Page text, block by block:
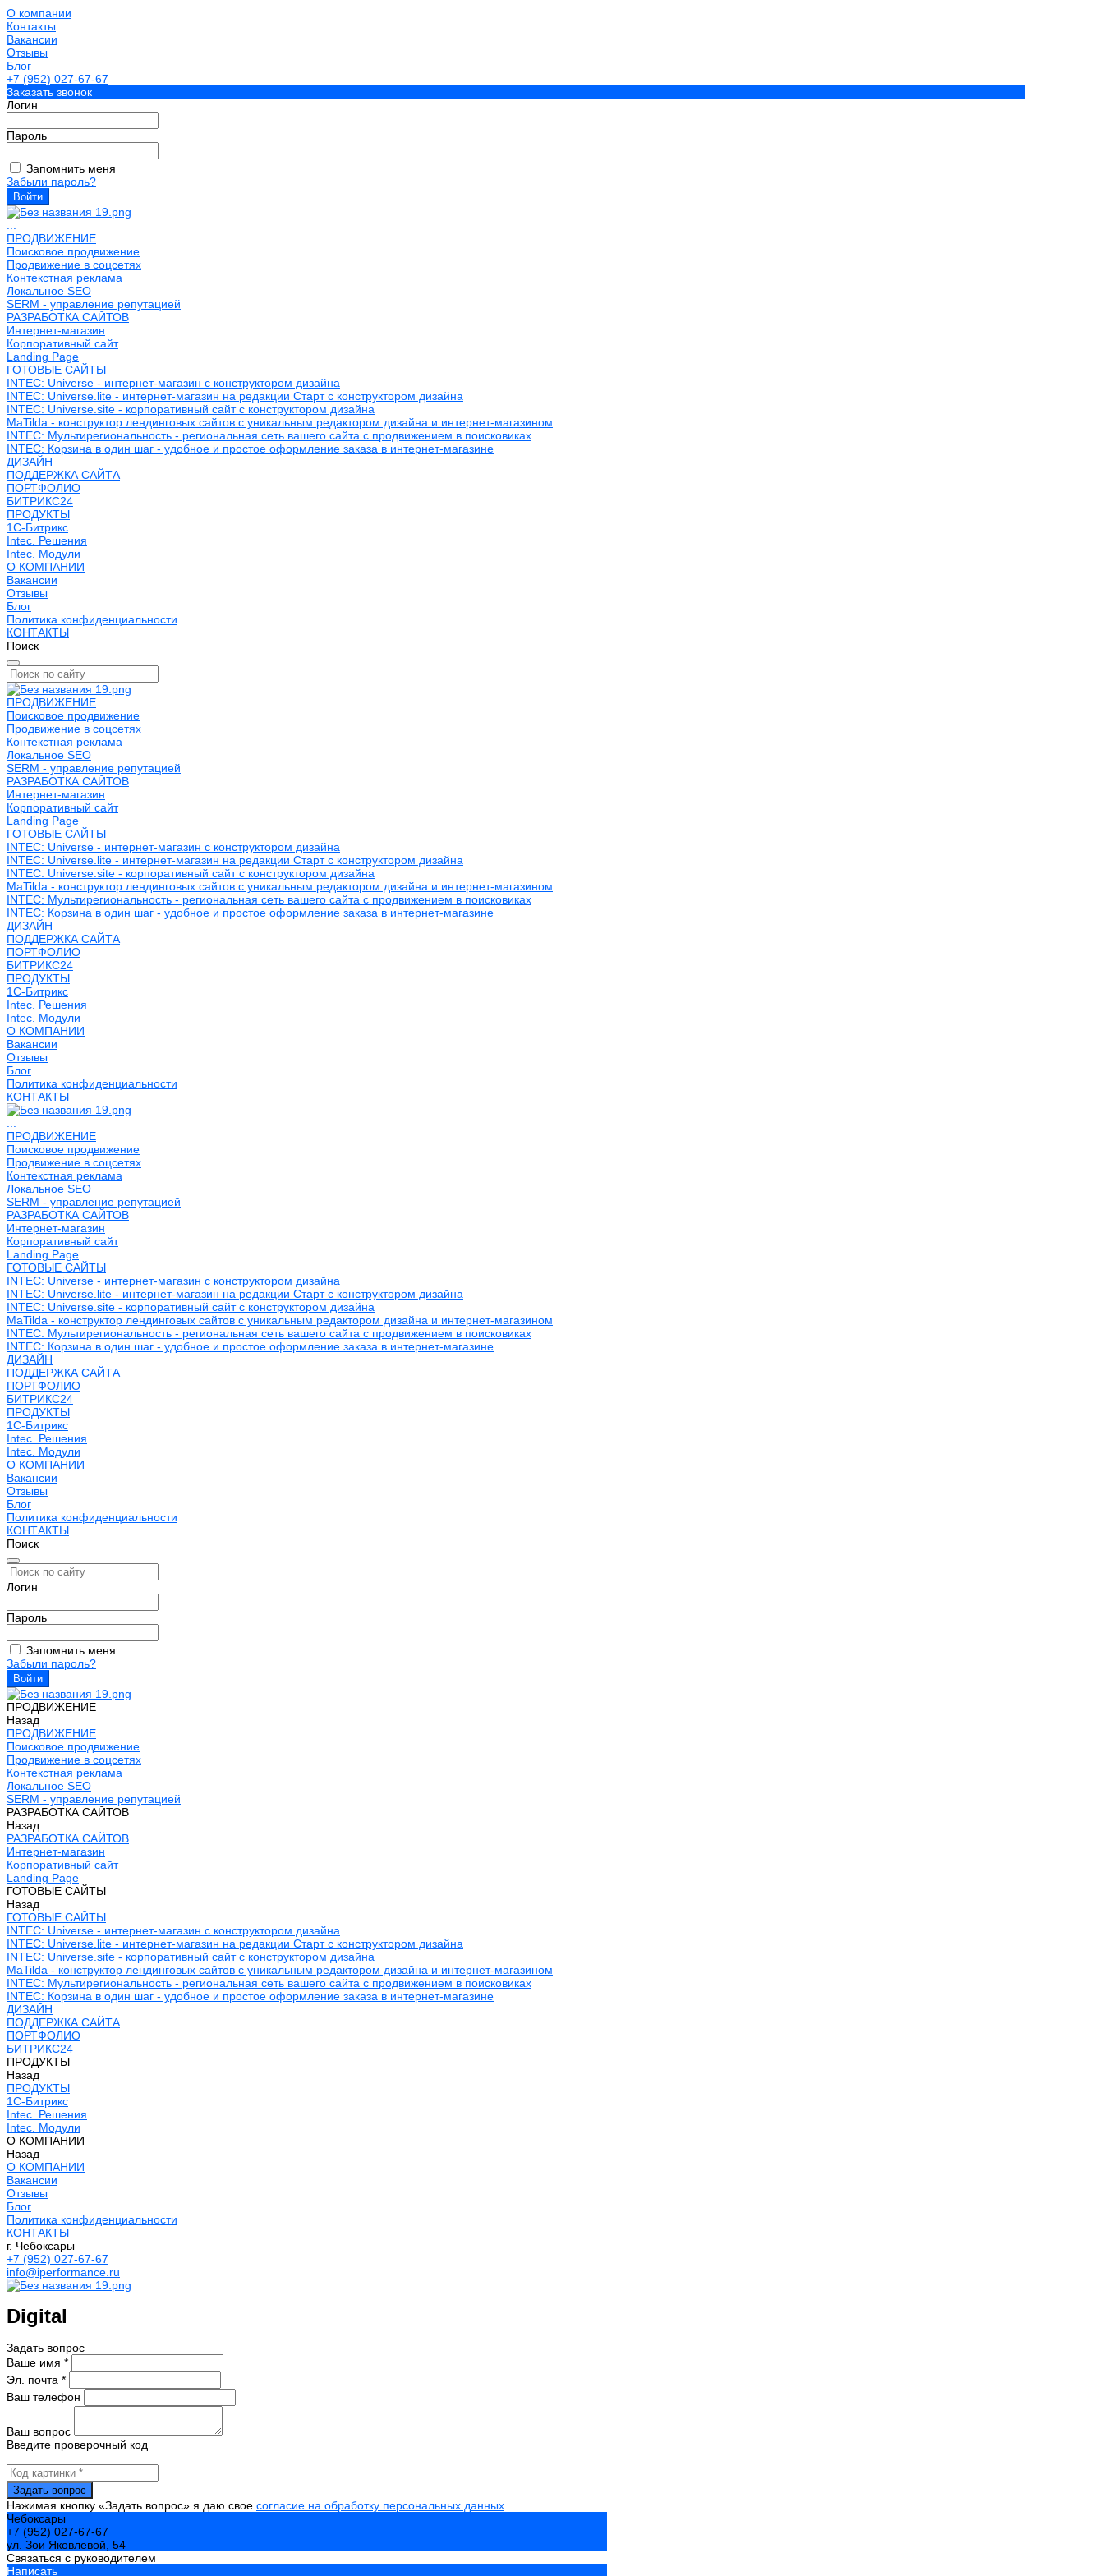
О компании
Контакты
Вакансии
Отзывы
Блог
+7 (952) 027-67-67
Заказать звонок
Логин
Пароль
Запомнить меня
Забыли пароль?
ПРОДВИЖЕНИЕ
Поисковое продвижение
Продвижение в соцсетях
Контекстная реклама
Локальное SEO
SERM - управление репутацией
РАЗРАБОТКА САЙТОВ
Интернет-магазин
Корпоративный сайт
Landing Page
ГОТОВЫЕ САЙТЫ
INTEC: Universe - интернет-магазин с конструктором дизайна
INTEC: Universe.lite - интернет-магазин на редакции Старт с конструктором дизайна
INTEC: Universe.site - корпоративный сайт с конструктором дизайна
MaTilda - конструктор лендинговых сайтов с уникальным редактором дизайна и интернет-магазином
INTEC: Мультирегиональность - региональная сеть вашего сайта с продвижением в поисковиках
INTEC: Корзина в один шаг - удобное и простое оформление заказа в интернет-магазине
ДИЗАЙН
ПОДДЕРЖКА САЙТА
ПОРТФОЛИО
БИТРИКС24
ПРОДУКТЫ
1С-Битрикс
Intec. Решения
Intec. Модули
О КОМПАНИИ
Вакансии
Отзывы
Блог
Политика конфиденциальности
КОНТАКТЫ
Поиск
ПРОДВИЖЕНИЕ
Поисковое продвижение
Продвижение в соцсетях
Контекстная реклама
Локальное SEO
SERM - управление репутацией
РАЗРАБОТКА САЙТОВ
Интернет-магазин
Корпоративный сайт
Landing Page
ГОТОВЫЕ САЙТЫ
INTEC: Universe - интернет-магазин с конструктором дизайна
INTEC: Universe.lite - интернет-магазин на редакции Старт с конструктором дизайна
INTEC: Universe.site - корпоративный сайт с конструктором дизайна
MaTilda - конструктор лендинговых сайтов с уникальным редактором дизайна и интернет-магазином
INTEC: Мультирегиональность - региональная сеть вашего сайта с продвижением в поисковиках
INTEC: Корзина в один шаг - удобное и простое оформление заказа в интернет-магазине
ДИЗАЙН
ПОДДЕРЖКА САЙТА
ПОРТФОЛИО
БИТРИКС24
ПРОДУКТЫ
1С-Битрикс
Intec. Решения
Intec. Модули
О КОМПАНИИ
Вакансии
Отзывы
Блог
Политика конфиденциальности
КОНТАКТЫ
ПРОДВИЖЕНИЕ
Поисковое продвижение
Продвижение в соцсетях
Контекстная реклама
Локальное SEO
SERM - управление репутацией
РАЗРАБОТКА САЙТОВ
Интернет-магазин
Корпоративный сайт
Landing Page
ГОТОВЫЕ САЙТЫ
INTEC: Universe - интернет-магазин с конструктором дизайна
INTEC: Universe.lite - интернет-магазин на редакции Старт с конструктором дизайна
INTEC: Universe.site - корпоративный сайт с конструктором дизайна
MaTilda - конструктор лендинговых сайтов с уникальным редактором дизайна и интернет-магазином
INTEC: Мультирегиональность - региональная сеть вашего сайта с продвижением в поисковиках
INTEC: Корзина в один шаг - удобное и простое оформление заказа в интернет-магазине
ДИЗАЙН
ПОДДЕРЖКА САЙТА
ПОРТФОЛИО
БИТРИКС24
ПРОДУКТЫ
1С-Битрикс
Intec. Решения
Intec. Модули
О КОМПАНИИ
Вакансии
Отзывы
Блог
Политика конфиденциальности
КОНТАКТЫ
Поиск
Логин
Пароль
Запомнить меня
Забыли пароль?
ПРОДВИЖЕНИЕ
Назад
ПРОДВИЖЕНИЕ
Поисковое продвижение
Продвижение в соцсетях
Контекстная реклама
Локальное SEO
SERM - управление репутацией
РАЗРАБОТКА САЙТОВ
Назад
РАЗРАБОТКА САЙТОВ
Интернет-магазин
Корпоративный сайт
Landing Page
ГОТОВЫЕ САЙТЫ
Назад
ГОТОВЫЕ САЙТЫ
INTEC: Universe - интернет-магазин с конструктором дизайна
INTEC: Universe.lite - интернет-магазин на редакции Старт с конструктором дизайна
INTEC: Universe.site - корпоративный сайт с конструктором дизайна
MaTilda - конструктор лендинговых сайтов с уникальным редактором дизайна и интернет-магазином
INTEC: Мультирегиональность - региональная сеть вашего сайта с продвижением в поисковиках
INTEC: Корзина в один шаг - удобное и простое оформление заказа в интернет-магазине
ДИЗАЙН
ПОДДЕРЖКА САЙТА
ПОРТФОЛИО
БИТРИКС24
ПРОДУКТЫ
Назад
ПРОДУКТЫ
1С-Битрикс
Intec. Решения
Intec. Модули
О КОМПАНИИ
Назад
О КОМПАНИИ
Вакансии
Отзывы
Блог
Политика конфиденциальности
КОНТАКТЫ
г. Чебоксары
+7 (952) 027-67-67
info@iperformance.ru
Digital
Задать вопрос
Ваше имя *
Эл. почта *
Ваш телефон
Ваш вопрос
Введите проверочный код
Нажимая кнопку «Задать вопрос» я даю свое согласие на обработку персональных данных
Чебоксары
+7 (952) 027-67-67
ул. Зои Яковлевой, 54
Связаться с руководителем
Написать